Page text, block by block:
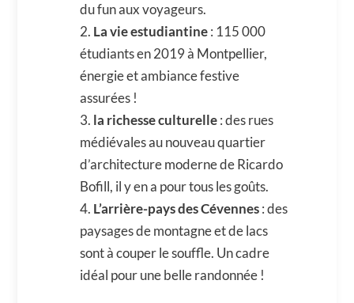
du fun aux voyageurs.
La vie estudiantine: 115 000
étudiants en 2019 à Montpellier,
énergie et ambiance festive
assurées !
la richesse culturelle: des rues
médiévales au nouveau quartier
d’architecture moderne de Ricardo
Bofill, il y en a pour tous les goûts.
L’arrière-pays des Cévennes: des
paysages de montagne et de lacs
sont à couper le souffle. Un cadre
idéal pour une belle randonnée !